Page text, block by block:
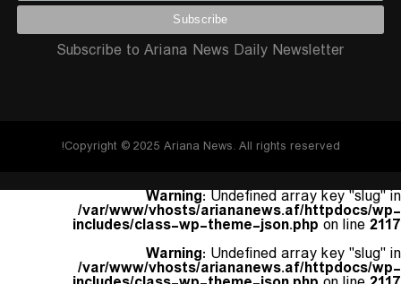
Subscribe to Ariana News Daily Newsletter
Copyright © 2025 Ariana News. All rights reserved!
Warning: Undefined array key "slug" in
/var/www/vhosts/ariananews.af/httpdocs/wp-
includes/class-wp-theme-json.php on line2117
Warning: Undefined array key "slug" in
/var/www/vhosts/ariananews.af/httpdocs/wp-